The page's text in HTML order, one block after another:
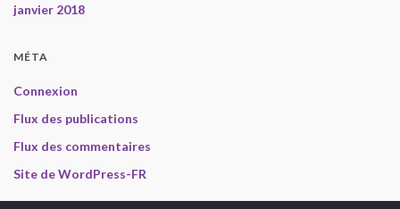
janvier 2018
MÉTA
Connexion
Flux des publications
Flux des commentaires
Site de WordPress-FR